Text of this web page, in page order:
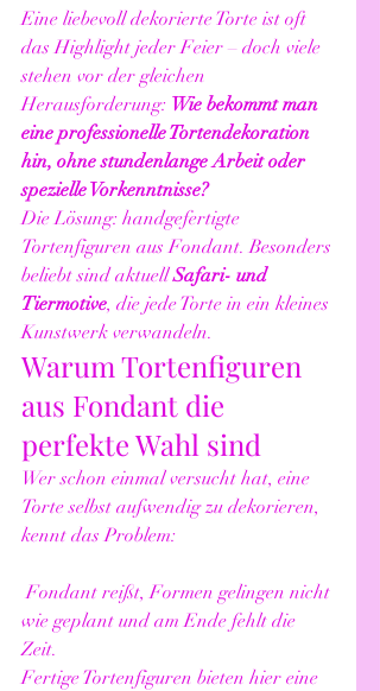
Eine liebevoll dekorierte Torte ist oft
das Highlight jeder Feier – doch viele
stehen vor der gleichen
Herausforderung: Wie bekommt man
eine professionelle Tortendekoration
hin, ohne stundenlange Arbeit oder
spezielle Vorkenntnisse?
Die Lösung: handgefertigte
Tortenfiguren aus Fondant. Besonders
beliebt sind aktuell Safari- und
Tiermotive, die jede Torte in ein kleines
Kunstwerk verwandeln.
Warum Tortenfiguren
aus Fondant die
perfekte Wahl sind
Wer schon einmal versucht hat, eine
Torte selbst aufwendig zu dekorieren,
kennt das Problem:
Fondant reißt, Formen gelingen nicht
wie geplant und am Ende fehlt die
Zeit.
Fertige Tortenfiguren bieten hier eine